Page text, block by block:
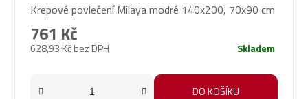
hodnocení
produktu
je
Krepové povlečení Milaya modré 140x200, 70x90 cm
628,93 Kč bez DPH
761 Kč
Skladem
DO KOŠÍKU